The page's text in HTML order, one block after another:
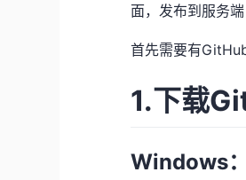
面，发布到服务
首先需要有
1.下载
Windows：